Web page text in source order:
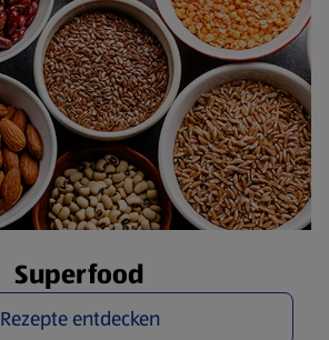
Superfood
Rezepte entdecken